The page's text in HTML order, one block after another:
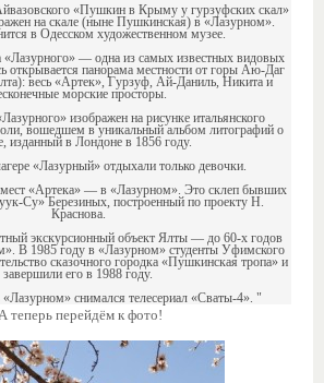
«Пушкин в Крыму у гурзуфских скал»
на скале (ныне Пушкинская) в «Лазурном».
в Одесском художественном музее.
— одна из самых известных видовых
открывается панорама местности от горы Аю-Даг
весь «Артек», Гурзуф, Ай-Даниль, Никита и
морские просторы.
изображен на рисунке итальянского
вошедшем в уникальный альбом литографий о
изданный в Лондоне в 1856 году.
«Лазурный» отдыхали только девочки.
«Артека» — в «Лазурном». Это склеп бывших
Су» Березиных, построенный по проекту Н.
Краснова.
экскурсионный объект Ялты — до 60-х годов
В 1985 году в «Лазурном» студенты Уфимского
сказочного городка «Пушкинская тропа» и
завершили его в 1988 году.
снимался телесериал «Сваты-4». "
А теперь перейдём к фото!